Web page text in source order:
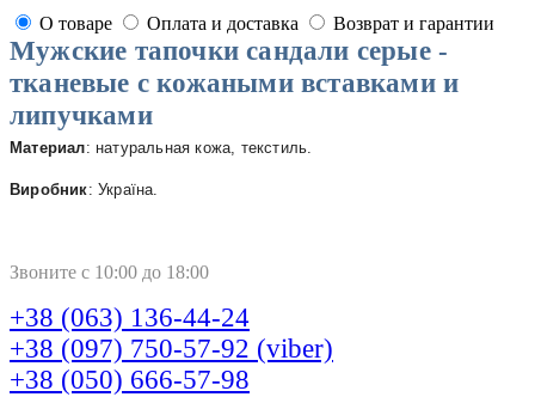
О товаре
Оплата и доставка Возврат и гарантии
Мужские тапочки сандали серые -
тканевые с кожаными вставками и
липучками
Материал: натуральная кожа, текстиль.
Виробник: Україна.
Звоните с 10:00 до 18:00
+38 (063) 136-44-24
+38 (097) 750-57-92 (viber)
+38 (050) 666-57-98